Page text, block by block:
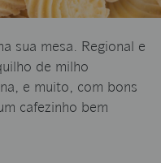
sua mesa. Regional e
de milho
e muito, com bons
cafezinho bem